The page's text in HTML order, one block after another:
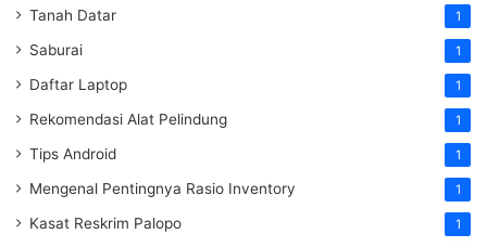
Tanah Datar 1
Saburai 1
Daftar Laptop 1
Rekomendasi Alat Pelindung 1
Tips Android 1
Mengenal Pentingnya Rasio Inventory 1
Kasat Reskrim Palopo 1